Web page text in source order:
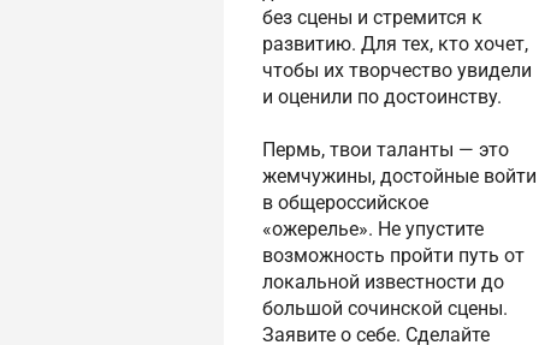
без сцены и стремится к
развитию. Для тех, кто хочет,
чтобы их творчество увидели
и оценили по достоинству.
Пермь, твои таланты — это
жемчужины, достойные войти
в общероссийское
«ожерелье». Не упустите
возможность пройти путь от
локальной известности до
большой сочинской сцены.
Заявите о себе. Сделайте